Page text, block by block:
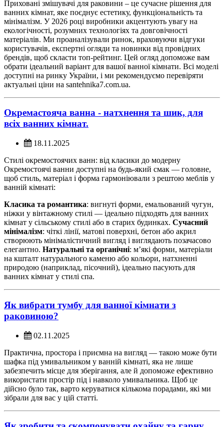
Приховані змішувачі для раковини – це сучасне рішення для
ванних кімнат, яке поєднує естетику, функціональність та
мінімалізм. У 2026 році виробники акцентують увагу на
екологічності, розумних технологіях та довговічності
матеріалів. Ми проаналізували ринок, враховуючи відгуки
користувачів, експертні огляди та новинки від провідних
брендів, щоб скласти топ-рейтинг. Цей огляд допоможе вам
обрати ідеальний варіант для вашої ванної кімнати. Всі моделі
доступні на ринку України, і ми рекомендуємо перевіряти
актуальні ціни на santehnika7.com.ua.
Окремастояча ванна - натхнення та шик, для
всіх ванних кімнат.
18.11.2025
Стилі окремостоячих ванн: від класики до модерну
Окремостоячі ванни доступні на будь-який смак — головне,
щоб стиль, матеріал і форма гармоніювали з рештою меблів у
ванній кімнаті:
Класика та романтика: вигнуті форми, емальований чугун,
ніжки у вінтажному стилі — ідеально підходять для ванних
кімнат у сільському стилі або в старих будинках. Сучасний
мінімалізм: чіткі лінії, матові поверхні, бетон або акрил
створюють мінімалістичний вигляд і виглядають позачасово
елегантно. Натуральні та органічні: м’які форми, матеріали
на кшталт натурального каменю або кольори, натхненні
природою (наприклад, пісочний), ідеально пасують для
ванних кімнат у стилі спа.
Як вибрати тумбу для ванної кімнати з
раковиною?
02.11.2025
Практична, простора і приємна на вигляд — такою може бути
шафка під умивальником у ванній кімнаті, яка не лише
забезпечить місце для зберігання, але й допоможе ефективно
використати простір під і навколо умивальника. Щоб це
дійсно було так, варто керуватися кількома порадами, які ми
зібрали для вас у цій статті.